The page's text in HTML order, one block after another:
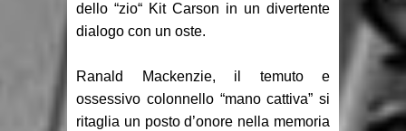
dello “zio“ Kit Carson in un divertente
dialogo con un oste.
Ranald Mackenzie, il temuto e
ossessivo colonnello “mano cattiva” si
ritaglia un posto d’onore nella memoria